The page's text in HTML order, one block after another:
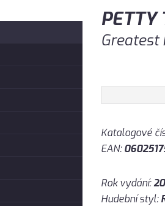
PETTY
Greatest
Katalogové
EAN:
Rok vydání:
Hudební styl: